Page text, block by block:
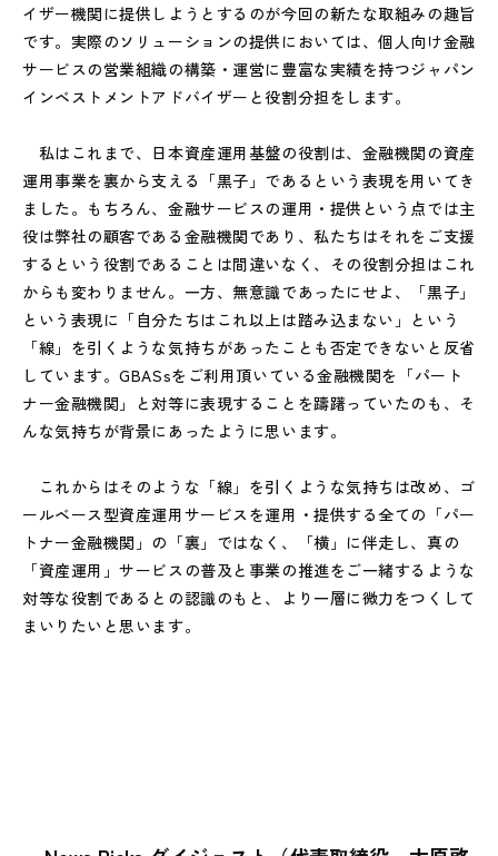
イザー機関に提供しようとするのが今回の新たな取組みの趣旨
です。実際のソリューションの提供においては、個人向け金融
サービスの営業組織の構築・運営に豊富な実績を持つジャパン
インベストメントアドバイザーと役割分担をします。
私はこれまで、日本資産運用基盤の役割は、金融機関の資産
運用事業を裏から支える「黒子」であるという表現を用いてき
ました。もちろん、金融サービスの運用・提供という点では主
役は弊社の顧客である金融機関であり、私たちはそれをご支援
するという役割であることは間違いなく、その役割分担はこれ
からも変わりません。一方、無意識であったにせよ、「黒子」
という表現に「自分たちはこれ以上は踏み込まない」という
「線」を引くような気持ちがあったことも否定できないと反省
しています。GBASsをご利用頂いている金融機関を「パート
ナー金融機関」と対等に表現することを躊躇っていたのも、そ
んな気持ちが背景にあったように思います。
これからはそのような「線」を引くような気持ちは改め、ゴ
ールベース型資産運用サービスを運用・提供する全ての「パー
トナー金融機関」の「裏」ではなく、「横」に伴走し、真の
「資産運用」サービスの普及と事業の推進をご一緒するような
対等な役割であるとの認識のもと、より一層に微力をつくして
まいりたいと思います。